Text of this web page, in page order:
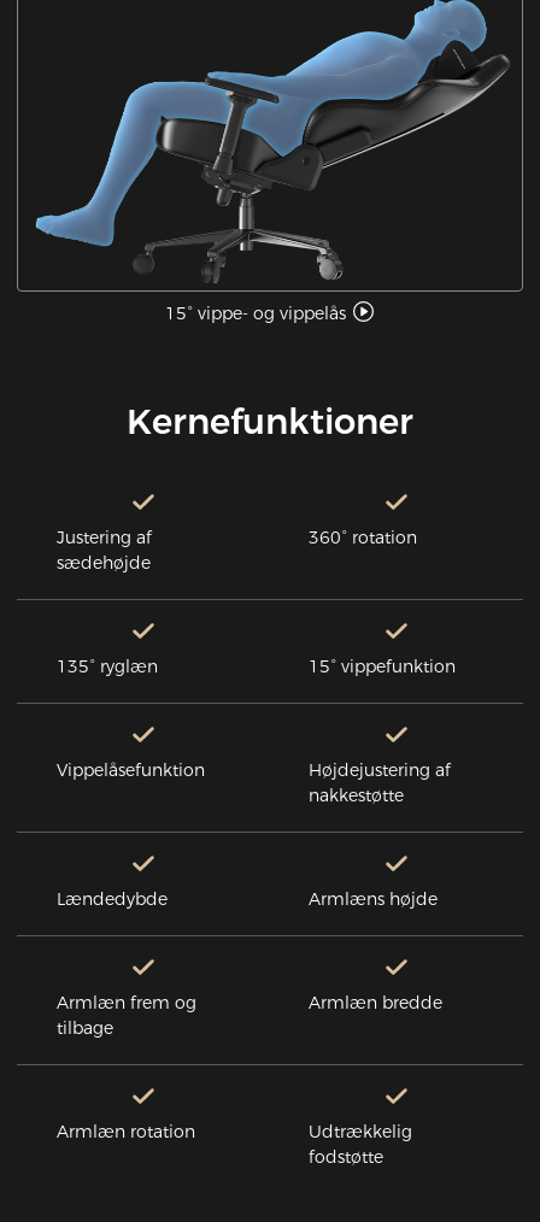
15° vippe- og vippelås
Kernefunktioner
Justering af
sædehøjde
360° rotation
135° ryglæn 15° vippefunktion
Vippelåsefunktion
Højdejustering af
nakkestøtte
Lændedybde Armlæns højde
Armlæn frem og
tilbage
Armlæn bredde
Armlæn rotation
Udtrækkelig
fodstøtte